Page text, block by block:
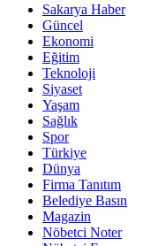
Sakarya Haber
Güncel
Ekonomi
Eğitim
Teknoloji
Siyaset
Yaşam
Sağlık
Spor
Türkiye
Dünya
Firma Tanıtım
Belediye Basın
Magazin
Nöbetci Noter